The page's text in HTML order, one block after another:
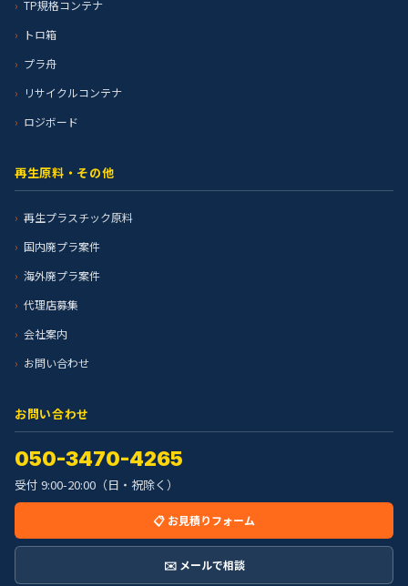
TP規格コンテナ
トロ箱
プラ舟
リサイクルコンテナ
ロジボード
再生原料・その他
再生プラスチック原料
国内廃プラ案件
海外廃プラ案件
代理店募集
会社案内
お問い合わせ
お問い合わせ
050-3470-4265
受付 9:00-20:00（日・祝除く）
📋 お見積りフォーム
✉️ メールで相談